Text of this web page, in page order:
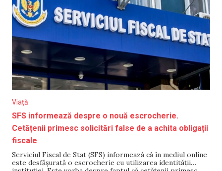
Viață
SFS informează despre o nouă escrocherie.
Cetățenii primesc solicitări false de a achita obligații
fiscale
Serviciul Fiscal de Stat (SFS) informează că în mediul online
este desfășurată o escrocherie cu utilizarea identității